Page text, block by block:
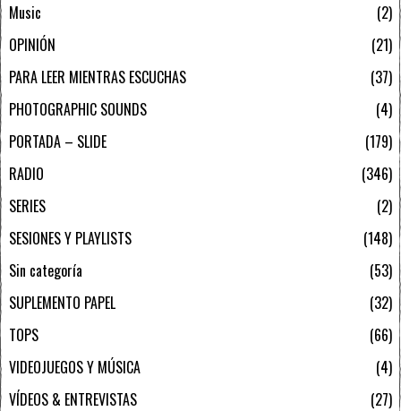
Music
2
OPINIÓN
21
PARA LEER MIENTRAS ESCUCHAS
37
PHOTOGRAPHIC SOUNDS
4
PORTADA – SLIDE
179
RADIO
346
SERIES
2
SESIONES Y PLAYLISTS
148
Sin categoría
53
SUPLEMENTO PAPEL
32
TOPS
66
VIDEOJUEGOS Y MÚSICA
4
VÍDEOS & ENTREVISTAS
27